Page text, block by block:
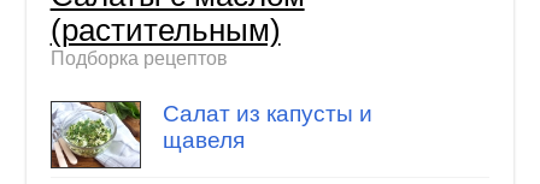
(растительным)
Подборка рецептов
Салат из капусты и
щавеля